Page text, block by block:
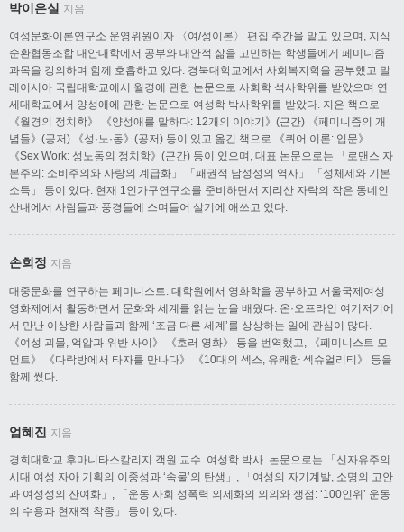
박이은실 지음
여성문화이론연구소 운영위원이자 〈여/성이론〉 편집 주간을 맡고 있으며, 지식
순환협동조합 대안대학에서 공부와 대안적 삶을 고민하는 학생들에게 페미니즘
과목을 강의하며 함께 호흡하고 있다. 경북대학교에서 사회복지학을 공부했고 말
레이시아 국립대학교에서 월경에 관한 논문으로 사회학 석사학위를 받았으며 연
세대학교에서 양성애에 관한 논문으로 여성학 박사학위를 받았다. 지은 책으로
《월경의 정치학》 《양성애를 말하다: 12개의 이야기》(근간) 《페미니즘의 개
념들》(공저) 《성·노·동》(공저) 등이 있고 옮긴 책으로 《퀴어 이론: 입문》
《Sex Work: 성노동의 정치학》(근간) 등이 있으며, 대표 논문으로는 「로맨스 자
본주의: 소비주의와 사랑의 계급화」 「패권적 남성성의 역사」 「성체제와 기본
소득」 등이 있다. 현재 1인가구연구소를 준비하면서 지리산 자락의 작은 동네인
산내에서 사람들과 풍경들에 스며들어 살기에 애쓰고 있다.
손희정 지음
대중문화를 연구하는 페미니스트. 대학원에서 영화학을 공부하고 서울국제여성
영화제에서 활동하면서 문화와 세계를 읽는 눈을 배웠다. 온·오프라인 여기저기에
서 만난 이상한 사람들과 함께 ‘조금 다른 세계’를 상상하는 일에 관심이 많다.
《여성 괴물, 억압과 위반 사이》 《호러 영화》 등을 번역했고, 《페미니스트 모
먼트》 《다락방에서 타자를 만나다》 《10대의 섹스, 유쾌한 섹슈얼리티》 등을
함께 썼다.
엄혜진 지음
경희대학교 후마니타스칼리지 객원 교수. 여성학 박사. 논문으로는 「신자유주의
시대 여성 자아 기획의 이중성과 ‘속물’의 탄생」, 「여성의 자기계발, 소명의 고안
과 여성성의 잔여화」, 「운동 사회 성폭력 의제화의 의의와 쟁점: ‘100인위’ 운동
의 수용과 현재적 착종」 등이 있다.